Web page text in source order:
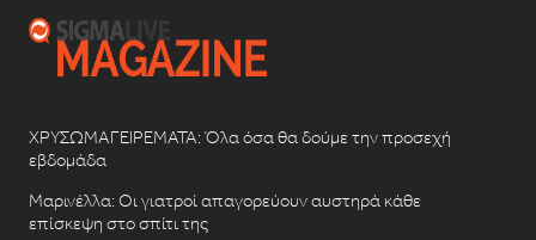
ΧΡΥΣΩΜΑΓΕΙΡΕΜΑΤΑ: Όλα όσα θα δούμε την προσεχή
εβδομάδα
Μαρινέλλα: Οι γιατροί απαγορεύουν αυστηρά κάθε
επίσκεψη στο σπίτι της